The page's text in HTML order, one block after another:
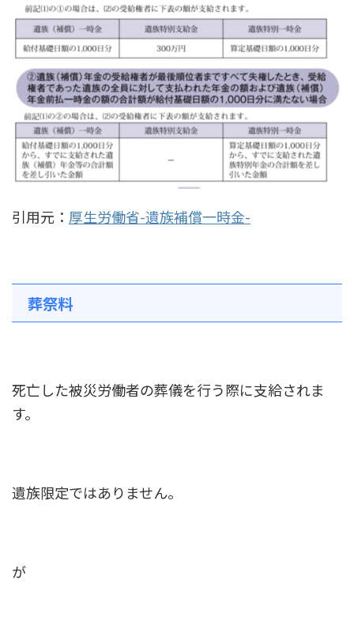
引用元： 厚生労働省-遺族補償一時金-
葬祭料
死亡した被災労働者の葬儀を行う際に支給されま
す。
遺族限定ではありません。
が